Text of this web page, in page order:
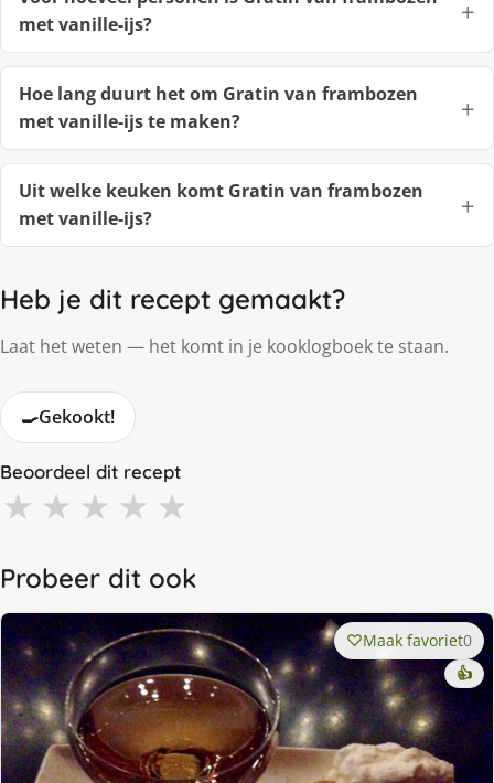
met vanille-ijs?
Hoe lang duurt het om Gratin van frambozen
met vanille-ijs te maken?
Uit welke keuken komt Gratin van frambozen
met vanille-ijs?
Heb je dit recept gemaakt?
Laat het weten — het komt in je kooklogboek te staan.
🍳Gekookt!
Beoordeel dit recept
★ ★ ★ ★ ★
Probeer dit ook
Maak favoriet0
👍